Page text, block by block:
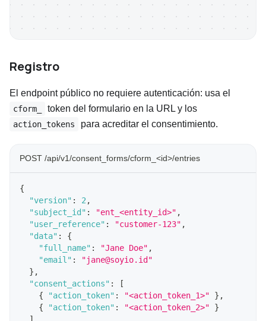
Registro
El endpoint público no requiere autenticación: usa el
cform_ token del formulario en la URL y los
action_tokens para acreditar el consentimiento.
POST /api/v1/consent_forms/cform_<id>/entries
{
"version" : 2,
"subject_id" : "ent_<entity_id>" ,
"user_reference" : "customer-123" ,
"data" :
{
"full_name" : "Jane Doe" ,
"email" :
"jane@soyio.id"
} ,
"consent_actions" :
[
{
"action_token" : "<action_token_1>" } ,
{
"action_token" : "<action_token_2>"
}